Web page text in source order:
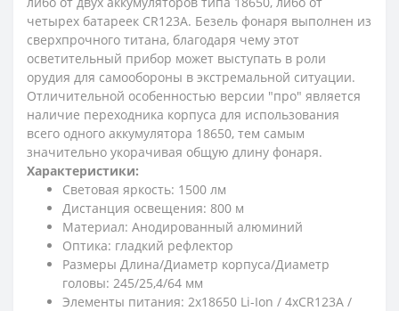
четырех батареек СR123A. Безель фонаря выполнен из
сверхпрочного титана, благодаря чему этот
осветительный прибор может выступать в роли
орудия для самообороны в экстремальной ситуации.
Отличительной особенностью версии "про" является
наличие переходника корпуса для использования
всего одного аккумулятора 18650, тем самым
значительно укорачивая общую длину фонаря.
Характеристики:
Световая яркость: 1500 лм
Дистанция освещения: 800 м
Материал: Анодированный алюминий
Оптика: гладкий рефлектор
Размеры Длина/Диаметр корпуса/Диаметр
головы: 245/25,4/64 мм
Элементы питания: 2x18650 Li-Ion / 4xCR123A /